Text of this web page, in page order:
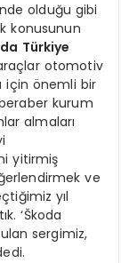
olduğu gibi
konusunun
Türkiye
otomotiv
için önemli bir
kurum
almaları
yitirmiş
ve
yıl
‘Škoda
sergimiz,